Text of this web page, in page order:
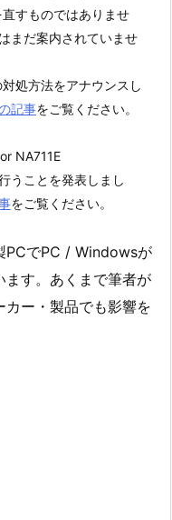
すものではありませ
まだ案内されていませ
処方法をアナウンスし
記事をご覧ください。
NA711E
うことを発表しまし
をご覧ください。
PCでPC / Windowsが
ます。あくまで筆者が
ー・製品でも影響を